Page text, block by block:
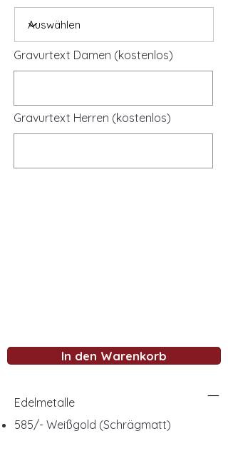
Gravurtext Damen (kostenlos)
Gravurtext Herren (kostenlos)
In den Warenkorb
Edelmetalle
585/- Weißgold (Schrägmatt)